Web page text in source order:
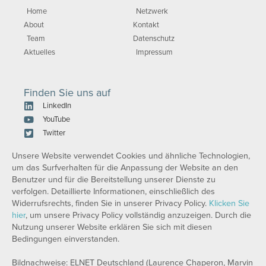
Home
About
Team
Aktuelles
Netzwerk
Kontakt
Datenschutz
Impressum
Finden Sie uns auf
LinkedIn
YouTube
Twitter
Unsere Website verwendet Cookies und ähnliche Technologien,
um das Surfverhalten für die Anpassung der Website an den
Benutzer und für die Bereitstellung unserer Dienste zu
verfolgen. Detaillierte Informationen, einschließlich des
Widerrufsrechts, finden Sie in unserer Privacy Policy. Klicken Sie
hier, um unsere Privacy Policy vollständig anzuzeigen. Durch die
Nutzung unserer Website erklären Sie sich mit diesen
Bedingungen einverstanden.
Bildnachweise: ELNET Deutschland (Laurence Chaperon, Marvin